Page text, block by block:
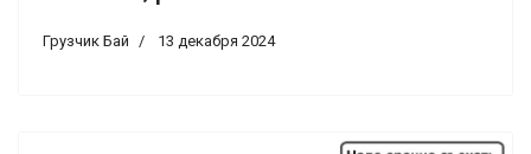
Грузчик Бай 13 декабря 2024